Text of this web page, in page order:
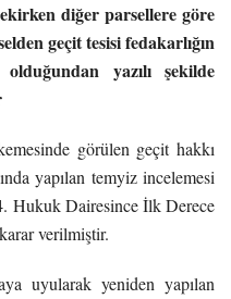
diğer parsellere göre
geçit tesisi fedakarlığın
yazılı şekilde
görülen geçit hakkı
yapılan temyiz incelemesi
Hukuk Dairesince İlk Derece
verilmiştir.
uyularak yeniden yapılan